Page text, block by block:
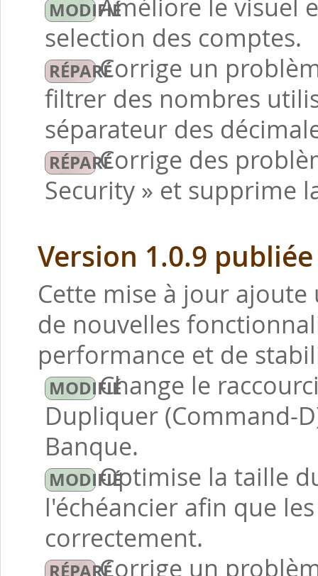
Améliore le visuel
selection des comptes.
Corrige un
filtrer des nombres
séparateur des
Corrige des
Security » et supprime
Version 1.0.9
Cette mise à jour
de nouvelles
performance et de
Change le
Dupliquer (Command-
Banque.
Optimise la taille
l'échéancier afin que
correctement.
Corrige un